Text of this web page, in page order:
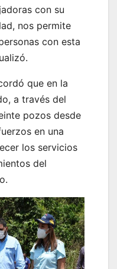
con su
nos permite
con esta
que en la
a través del
pozos desde
en una
los servicios
del